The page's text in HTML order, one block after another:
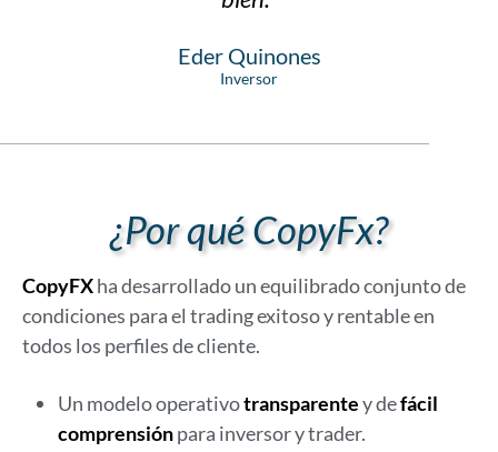
Eder Quinones
Inversor
¿Por qué CopyFx?
CopyFXha desarrollado un equilibrado conjunto de
condiciones para el trading exitoso y rentable en
todos los perfiles de cliente.
Un modelo operativotransparentey defácil
comprensiónpara inversor y trader.